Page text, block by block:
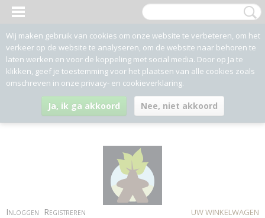
Inloggen Registreren
UW WINKELWAGEN
Wij maken gebruik van cookies om onze website te verbeteren, om het
verkeer op de website te analyseren, om de website naar behoren te
laten werken en voor de koppeling met social media. Door op Ja te
klikken, geef je toestemming voor het plaatsen van alle cookies zoals
omschreven in onze privacy- en cookieverklaring.
Ja, ik ga akkoord Nee, niet akkoord